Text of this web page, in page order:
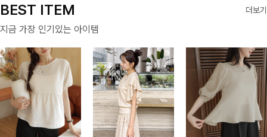
BEST ITEM 더보기
지금 가장 인기있는 아이템